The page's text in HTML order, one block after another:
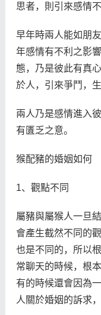
思者，則引來感情不
早年時兩人能如朋
年感情有不利之影
態，乃是彼此有真
於人，引來爭鬥，
兩人乃是感情進入
有匱乏之意。
猴配豬的婚姻如何
1、觀點不同
屬豬與屬猴人一旦
會產生截然不同的
也是不同的，所以
常聊天的時候，根
有的時候還會因為
人關於婚姻的訴求